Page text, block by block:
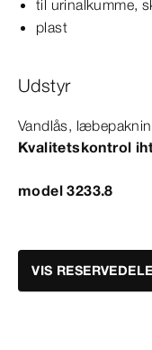
til urinalkumme,
plast
Udstyr
Vandlås,
Kvalitetskontrol
model 3233.8
VIS RESERVEDELE